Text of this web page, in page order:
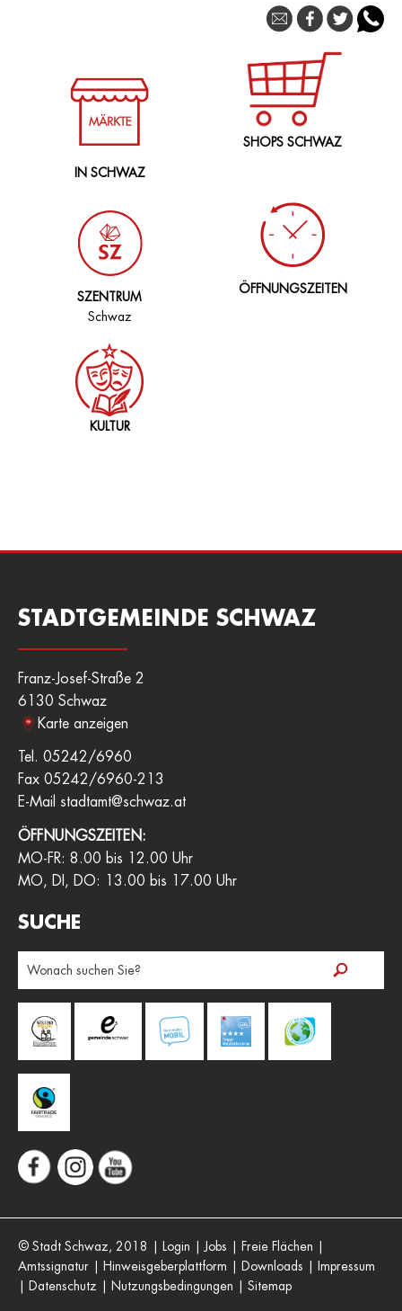
IN SCHWAZ
SHOPS SCHWAZ
SZENTRUM
Schwaz
ÖFFNUNGSZEITEN
KULTUR
STADTGEMEINDE SCHWAZ
Franz-Josef-Straße 2
6130 Schwaz
Karte anzeigen
Tel. 05242/6960
Fax 05242/6960-213
E-Mail stadtamt@schwaz.at
ÖFFNUNGSZEITEN:
MO-FR: 8.00 bis 12.00 Uhr
MO, DI, DO: 13.00 bis 17.00 Uhr
SUCHE
eingeben
© Stadt Schwaz, 2018 Login Jobs Freie Flächen
Amtssignatur
Hinweisgeberplattform Downloads
Impressum
Datenschutz Nutzungsbedingungen Sitemap